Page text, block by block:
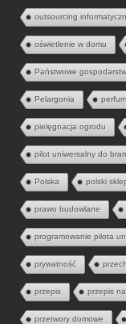
outsourcing
oświetlenie w domu
Państwowe
Pelargonia
pielęgnacja ogrodu
pilot uniwersalny do
Polska polski
prawo budowlane
programowanie pilota
prywatność
przepis przepis
przetwory domowe